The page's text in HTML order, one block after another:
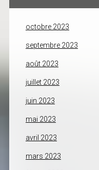
octobre 2023
septembre 2023
août 2023
juillet 2023
juin 2023
mai 2023
avril 2023
mars 2023